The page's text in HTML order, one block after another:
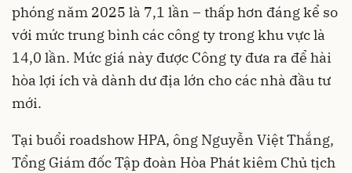
phóng năm 2025 là 7,1 lần – thấp hơn đáng kể so
với mức trung bình các công ty trong khu vực là
14,0 lần. Mức giá này được Công ty đưa ra để hài
hòa lợi ích và dành dư địa lớn cho các nhà đầu tư
mới.
Tại buổi roadshow HPA, ông Nguyễn Việt Thắng,
Tổng Giám đốc Tập đoàn Hòa Phát kiêm Chủ tịch